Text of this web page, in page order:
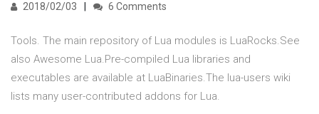
2018/02/03 6 Comments
Tools. The main repository of Lua modules is LuaRocks.See
also Awesome Lua.Pre-compiled Lua libraries and
executables are available at LuaBinaries.The lua-users wiki
lists many user-contributed addons for Lua.